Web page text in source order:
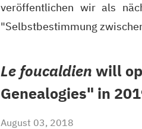
veröffentlichen wir als
"Selbstbestimmung
Le foucaldien will
Genealogies" in
August 03, 2018